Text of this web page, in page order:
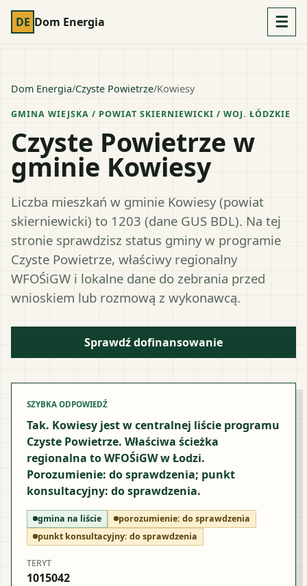
DE Dom Energia ☰
Dom Energia/Czyste Powietrze/Kowiesy
GMINA WIEJSKA / POWIAT SKIERNIEWICKI / WOJ. ŁÓDZKIE
Czyste Powietrze w
gminie Kowiesy
Liczba mieszkań w gminie Kowiesy (powiat
skierniewicki) to 1203 (dane GUS BDL). Na tej
stronie sprawdzisz status gminy w programie
Czyste Powietrze, właściwy regionalny
WFOŚiGW i lokalne dane do zebrania przed
wnioskiem lub rozmową z wykonawcą.
Sprawdź dofinansowanie
SZYBKA ODPOWIEDŹ
Tak. Kowiesy jest w centralnej liście programu
Czyste Powietrze. Właściwa ścieżka
regionalna to WFOŚiGW w Łodzi.
Porozumienie: do sprawdzenia; punkt
konsultacyjny: do sprawdzenia.
gmina na liście porozumienie: do sprawdzenia
punkt konsultacyjny: do sprawdzenia
TERYT
1015042